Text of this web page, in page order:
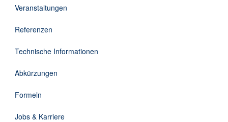
EN
DE
Veranstaltungen
Referenzen
Technische Informationen
Abkürzungen
Formeln
Jobs & Karriere